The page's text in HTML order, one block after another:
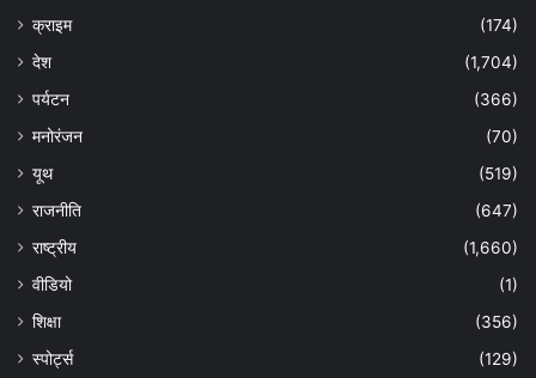
क्राइम
(174)
देश
(1,704)
पर्यटन
(366)
मनोरंजन
(70)
यूथ
(519)
राजनीति
(647)
राष्ट्रीय
(1,660)
वीडियो
(1)
शिक्षा
(356)
स्पोर्ट्स
(129)